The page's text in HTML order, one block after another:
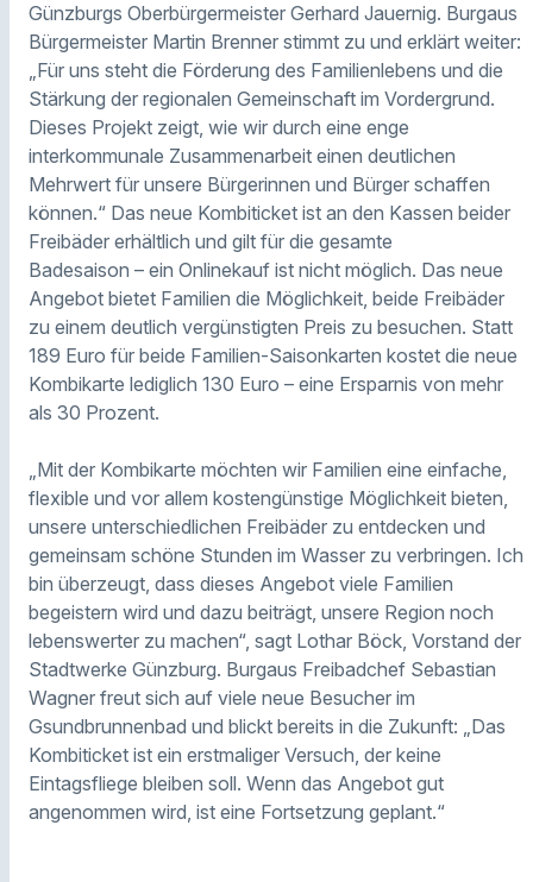
Günzburgs Oberbürgermeister Gerhard Jauernig. Burgaus
Bürgermeister Martin Brenner stimmt zu und erklärt weiter:
„Für uns steht die Förderung des Familienlebens und die
Stärkung der regionalen Gemeinschaft im Vordergrund.
Dieses Projekt zeigt, wie wir durch eine enge
interkommunale Zusammenarbeit einen deutlichen
Mehrwert für unsere Bürgerinnen und Bürger schaffen
können.“ Das neue Kombiticket ist an den Kassen beider
Freibäder erhältlich und gilt für die gesamte
Badesaison – ein Onlinekauf ist nicht möglich. Das neue
Angebot bietet Familien die Möglichkeit, beide Freibäder
zu einem deutlich vergünstigten Preis zu besuchen. Statt
189 Euro für beide Familien-Saisonkarten kostet die neue
Kombikarte lediglich 130 Euro – eine Ersparnis von mehr
als 30 Prozent.
„Mit der Kombikarte möchten wir Familien eine einfache,
flexible und vor allem kostengünstige Möglichkeit bieten,
unsere unterschiedlichen Freibäder zu entdecken und
gemeinsam schöne Stunden im Wasser zu verbringen. Ich
bin überzeugt, dass dieses Angebot viele Familien
begeistern wird und dazu beiträgt, unsere Region noch
lebenswerter zu machen“, sagt Lothar Böck, Vorstand der
Stadtwerke Günzburg. Burgaus Freibadchef Sebastian
Wagner freut sich auf viele neue Besucher im
Gsundbrunnenbad und blickt bereits in die Zukunft: „Das
Kombiticket ist ein erstmaliger Versuch, der keine
Eintagsfliege bleiben soll. Wenn das Angebot gut
angenommen wird, ist eine Fortsetzung geplant.“